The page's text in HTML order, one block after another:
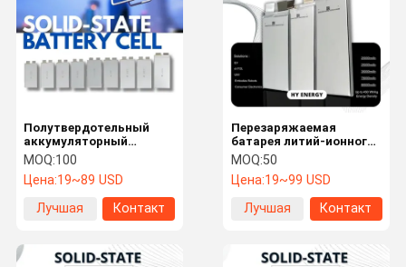
Полутвердотельный
аккумуляторный
элемент дрона для
БПЛА, EVTOL и
маловысотной авиации
MOQ:100
Цена:19~89 USD
Лучшая
Контакт
Перезаряжаемая
батарея литий-ионного
типа мощностью 3,7 В
30000 мАч с высокой
безопасностью
MOQ:50
Цена:19~99 USD
Лучшая
Контакт